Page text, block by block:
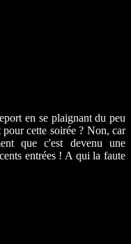
en se plaignant du peu
cette soirée ? Non, car
que c'est devenu une
entrées ! A qui la faute